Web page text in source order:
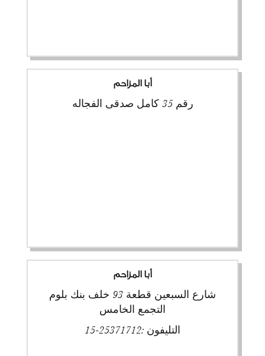
أبا المزاحم
رقم 35 كامل صدقى الفجاله
أبا المزاحم
شارع السبعين قطعة 93 خلف بنك بلوم
التجمع الخامس
التليفون :25371712-15